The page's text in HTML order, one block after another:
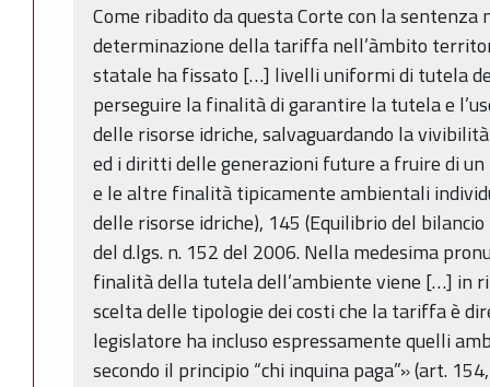
Come ribadito da questa Corte con la
determinazione della tariffa nell’àmbito
statale ha fissato […] livelli uniformi di tutela
perseguire la finalità di garantire la tutela e
delle risorse idriche, salvaguardando la
ed i diritti delle generazioni future a fruire di
e le altre finalità tipicamente ambientali
delle risorse idriche), 145 (Equilibrio del
del d.lgs. n. 152 del 2006. Nella medesima
finalità della tutela dell’ambiente viene […] in
scelta delle tipologie dei costi che la tariffa è
legislatore ha incluso espressamente quelli
secondo il principio “chi inquina paga”» (art.